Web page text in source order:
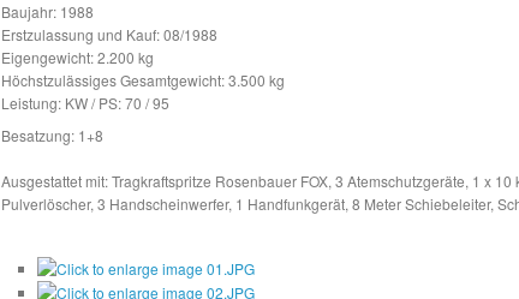
Baujahr: 1988
Erstzulassung und Kauf: 08/1988
Eigengewicht: 2.200 kg
Höchstzulässiges Gesamtgewicht: 3.500 kg
Leistung: KW / PS: 70 / 95
Besatzung: 1+8
Ausgestattet mit: Tragkraftspritze Rosenbauer FOX, 3 Atemschutzgeräte, 1 x
Pulverlöscher, 3 Handscheinwerfer, 1 Handfunkgerät, 8 Meter Schiebeleiter,